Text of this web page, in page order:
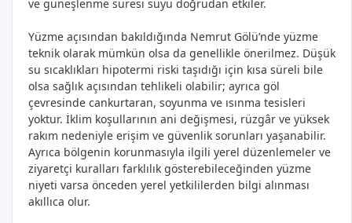
ve güneşlenme süresi suyu doğrudan etkiler.
Yüzme açısından bakıldığında Nemrut Gölü’nde yüzme
teknik olarak mümkün olsa da genellikle önerilmez. Düşük
su sıcaklıkları hipotermi riski taşıdığı için kısa süreli bile
olsa sağlık açısından tehlikeli olabilir; ayrıca göl
çevresinde cankurtaran, soyunma ve ısınma tesisleri
yoktur. İklim koşullarının ani değişmesi, rüzgâr ve yüksek
rakım nedeniyle erişim ve güvenlik sorunları yaşanabilir.
Ayrıca bölgenin korunmasıyla ilgili yerel düzenlemeler ve
ziyaretçi kuralları farklılık gösterebileceğinden yüzme
niyeti varsa önceden yerel yetkililerden bilgi alınması
akıllıca olur.